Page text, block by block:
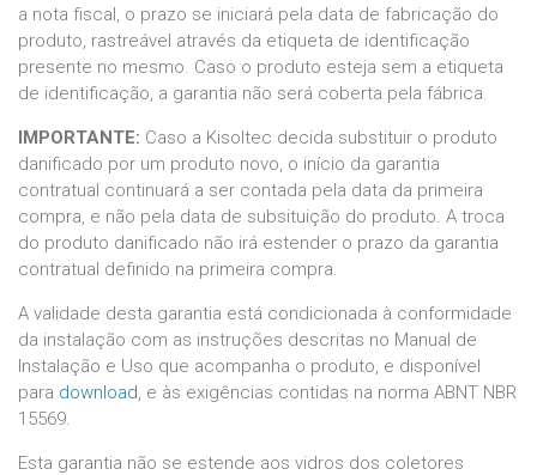
a nota fiscal, o prazo se iniciará pela data de fabricação do
produto, rastreável através da etiqueta de identificação
presente no mesmo. Caso o produto esteja sem a etiqueta
de identificação, a garantia não será coberta pela fábrica.
IMPORTANTE: Caso a Kisoltec decida substituir o produto
danificado por um produto novo, o início da garantia
contratual continuará a ser contada pela data da primeira
compra, e não pela data de subsituição do produto. A troca
do produto danificado não irá estender o prazo da garantia
contratual definido na primeira compra.
A validade desta garantia está condicionada à conformidade
da instalação com as instruções descritas no Manual de
Instalação e Uso que acompanha o produto, e disponível
para download, e às exigências contidas na norma ABNT NBR
15569.
Esta garantia não se estende aos vidros dos coletores